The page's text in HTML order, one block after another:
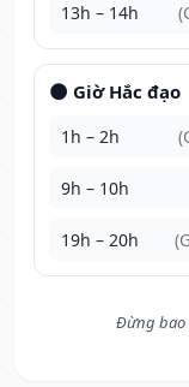
13h – 14h
🌑 Giờ Hắc đạo
1h – 2h
9h – 10h
19h – 20h
Đừng bao